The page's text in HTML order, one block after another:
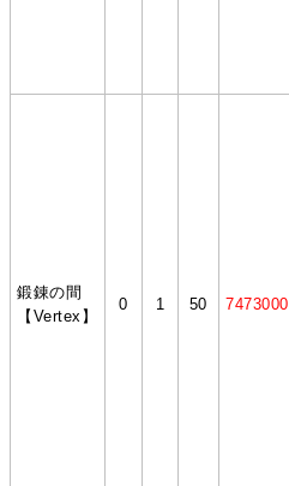
鍛錬の間
【Vertex】
0 1 50 7473000